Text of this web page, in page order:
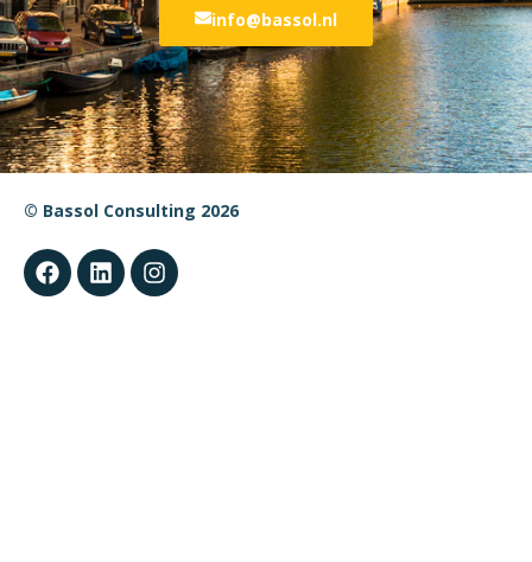
info@bassol.nl
© Bassol Consulting 2026